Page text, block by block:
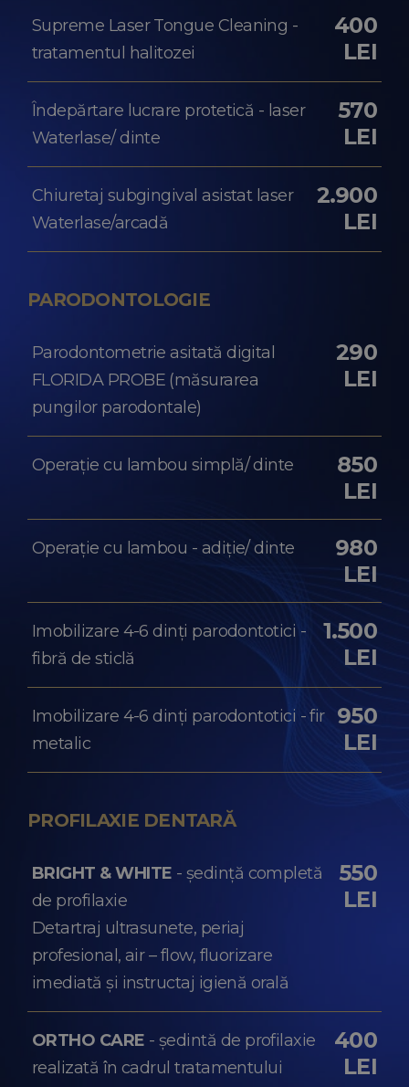
Supreme Laser Tongue Cleaning -
tratamentul halitozei
400
LEI
Îndepărtare lucrare protetică - laser
Waterlase/ dinte
570
LEI
Chiuretaj subgingival asistat laser
Waterlase/arcadă
2.900
LEI
PARODONTOLOGIE
Parodontometrie asitată digital
FLORIDA PROBE (măsurarea
pungilor parodontale)
290
LEI
Operație cu lambou simplă/ dinte
850
LEI
Operație cu lambou - adiție/ dinte
980
LEI
Imobilizare 4-6 dinți parodontotici -
fibră de sticlă
1.500
LEI
Imobilizare 4-6 dinți parodontotici - fir
metalic
950
LEI
PROFILAXIE DENTARĂ
BRIGHT & WHITE - ședință completă
de profilaxie
Detartraj ultrasunete, periaj
profesional, air – flow, fluorizare
imediată și instructaj igienă orală
550
LEI
ORTHO CARE - ședintă de profilaxie
realizată în cadrul tratamentului
400
LEI